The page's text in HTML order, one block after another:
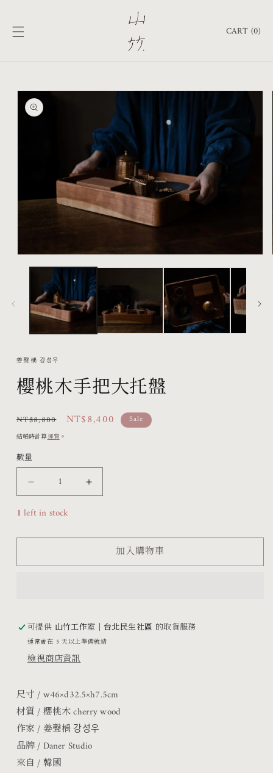
CART (0)
物
略過產
品資訊
啟
媒
檔
1
姜聲楀 강성우
櫻桃木手把大托盤
定
價
NT$8,800
售
NT$8,400 Sale
結帳時計算運費。
數量
櫻
桃
把
盤
數
量
減
少
櫻
把
盤
數
增
加
1 left in stock
加入購物車
可提供 山竹工作室｜台北民生社區 的取貨服務
通常會在 5 天以上準備就緒
檢視商店資訊
尺寸 /w46×d32.5×h7.5cm
材質 / 櫻桃木 cherry wood
作家 / 姜聲楀 강성우
品牌 / Daner Studio
來自 / 韓國